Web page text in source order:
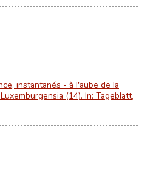
instantanés - à l'aube de la
(14). In: Tageblatt,